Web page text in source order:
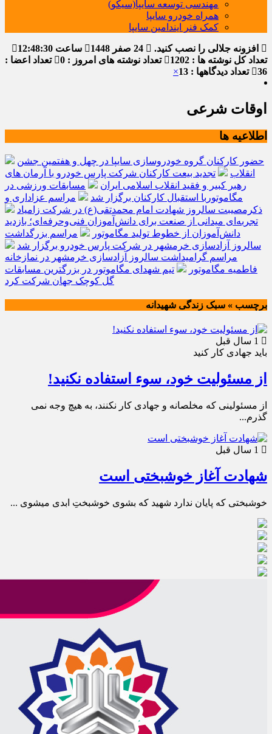
مهندسی توسعه سایپا(سیکو)
همراه خودرو سایپا
کمک فنر ایندامین سایپا
افزونه جلالی را نصب کنید. ساعت 12:48:31
تعداد کل نوشته ها : 1202
تعداد نوشته های امروز : 0
تعداد اعضا :
36
تعداد دیدگاهها : 13 ×
اوقات شرعی
اطلاعیه ها
حضور کارکنان گروه خودروسازی سایپا در چهل و هفتمین جشن
انقلاب
تجدید بیعت کارکنان شرکت پارس خودرو با آرمان های
رهبر کبیر و فقید انقلاب اسلامی ایران
مسابقات ورزشی در
مگاموتوربا استقبال کارکنان برگزار شد
مراسم عزاداری و
ذکرمصیبت سالروز شهادت امام محمدتقی(ع) در شرکت زامیاد
تجربه‌ای میدانی از صنعت برای دانش‌آموزان فنی‌وحرفه‌ای؛ بازدید
دانش‌آموزان از خطوط تولید مگاموتور
مراسم بزرگداشت
سالروز آزادسازی خرمشهر در شرکت پارس خودرو برگزار شد
مراسم گرامیداشت سالروز آزادسازی خرمشهر در نمازخانه
فاطمیه مگاموتور
تیم شهدای مگاموتور در بزرگترین مسابقات
گل کوچک جهان شرکت کرد
برچسب » سبک زندگی شهیدانه
باید جهادی کار کنید
از مسئولیت خود، سوء استفاده نکنید!
از مسئولینی که مخلصانه و جهادی کار نکنند، به هیچ وجه نمی
گذرم...
شهادت آغاز خوشبختی است
خوشبختی که پایان ندارد شهید که بشوی خوشبختِ ابدی میشوی ...